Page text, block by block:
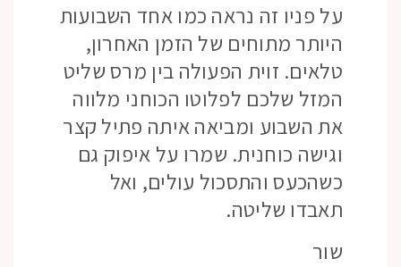
על פניו זה נראה כמו אחד השבועות
היותר מתוחים של הזמן האחרון,
טלאים. זוית הפעולה בין מרס שליט
המזל שלכם לפלוטו הכוחני מלווה
את השבוע ומביאה איתה פתיל קצר
וגישה כוחנית. שמרו על איפוק גם
כשהכעס והתסכול עולים, ואל
תאבדו שליטה.
שור